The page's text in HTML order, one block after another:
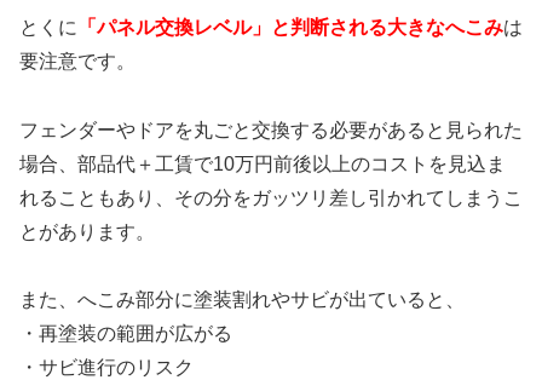
とくに 「パネル交換レベル」と判断される大きなへこみは
要注意です。
フェンダーやドアを丸ごと交換する必要があると見られた
場合、部品代＋工賃で10万円前後以上のコストを見込ま
れることもあり、その分をガッツリ差し引かれてしまうこ
とがあります。
また、へこみ部分に塗装割れやサビが出ていると、
・再塗装の範囲が広がる
・サビ進行のリスク